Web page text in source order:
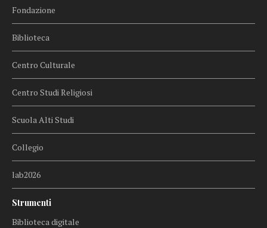
Fondazione
Biblioteca
Centro Culturale
Centro Studi Religiosi
Scuola Alti Studi
Collegio
lab2026
Strumenti
Biblioteca digitale